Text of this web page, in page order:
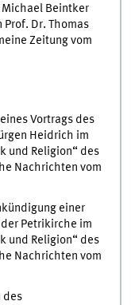
Michael Beintker
Dr. Thomas
Zeitung vom
Vortrags des
Heidrich im
und Religion“ des
Nachrichten vom
einer
Petrikirche im
und Religion“ des
Nachrichten vom
des